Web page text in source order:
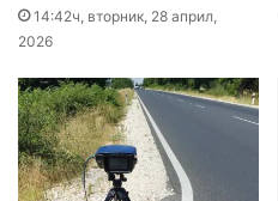
14:42ч, вторник, 28 април,
2026